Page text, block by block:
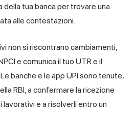
della tua banca per trovare una
alle contestazioni.
non si riscontrano cambiamenti,
e comunica il tuo UTR e il
banche e le app UPI sono tenute,
RBI, a confermare la ricezione
e a risolverli entro un